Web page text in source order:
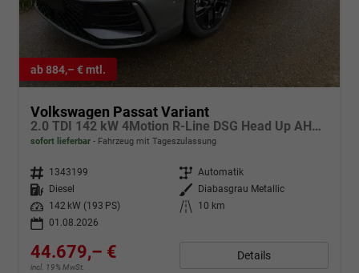
ab 884,– € mtl.
Volkswagen Passat Variant
2.0 TDI 142 kW 4Motion R-Line DSG Head Up AHK Navi
sofort lieferbar Fahrzeug mit Tageszulassung
Fahrzeugnr. 1343199 Getriebe Automatik
Kraftstoff
Diesel Außenfarbe
Diabasgrau Metallic
Leistung
142 kW (193 PS) Kilometerstand
10 km
01.08.2026
44.679,– €
incl. 19% MwSt.
Details